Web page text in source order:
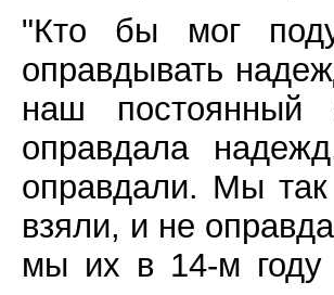
"Кто бы мог
оправдывать
наш
оправдала
оправдали. Мы
взяли, и не
мы их в 14-м